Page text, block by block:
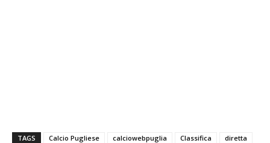
TAGS Calcio Pugliese calciowebpuglia Classifica
diretta